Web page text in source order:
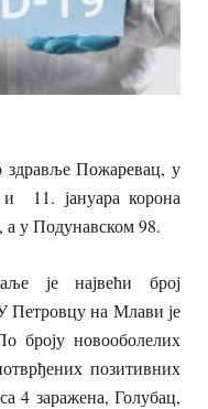
здравље Пожаревац, у
11. јануара корона
а у Подунавском 98.
је највећи број
Петровцу на Млави је
броју новооболелих
позитивних
4 заражена, Голубац,